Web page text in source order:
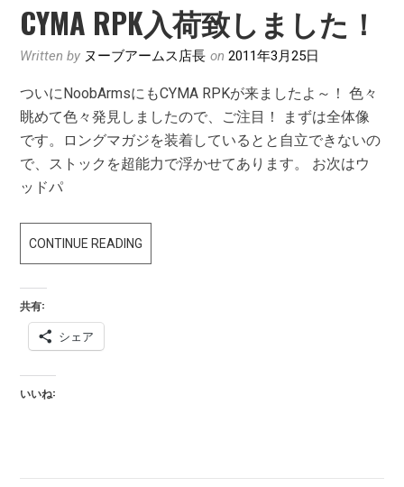
た・・・
CYMA RPK入荷致しました！
Written by ヌーブアームス店長 on2011年3月25日
ついにNoobArmsにもCYMA RPKが来ましたよ～！ 色々
眺めて色々発見しましたので、ご注目！ まずは全体像
です。ロングマガジを装着しているとと自立できないの
で、ストックを超能力で浮かせてあります。 お次はウ
ッドパ
CONTINUE READING
RPK
共有:
シェア
いいね: